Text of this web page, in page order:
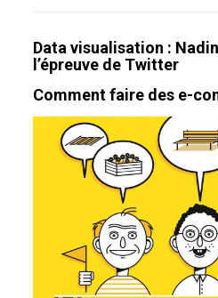
Data visualisation :
l’épreuve de Twitter
Comment faire des e-